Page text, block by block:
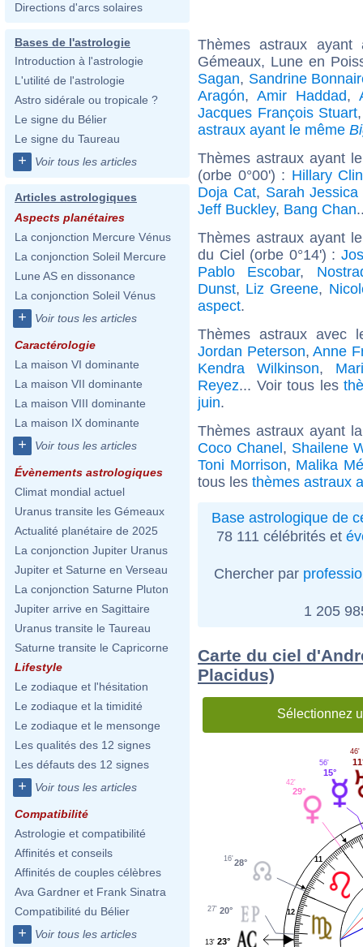
Directions d'arcs solaires
Bases de l'astrologie
Introduction à l'astrologie
L'utilité de l'astrologie
Astro sidérale ou tropicale ?
Le signe du Bélier
Le signe du Taureau
+ Voir tous les articles
Articles astrologiques
Aspects planétaires
La conjonction Mercure Vénus
La conjonction Soleil Mercure
Lune AS en dissonance
La conjonction Soleil Vénus
+ Voir tous les articles
Caractérologie
La maison VI dominante
La maison VII dominante
La maison VIII dominante
La maison IX dominante
+ Voir tous les articles
Évènements astrologiques
Climat mondial actuel
Uranus transite les Gémeaux
Actualité planétaire de 2025
La conjonction Jupiter Uranus
Jupiter et Saturne en Verseau
La conjonction Saturne Pluton
Jupiter arrive en Sagittaire
Uranus transite le Taureau
Saturne transite le Capricorne
Lifestyle
Le zodiaque et l'hésitation
Le zodiaque et la timidité
Le zodiaque et le mensonge
Les qualités des 12 signes
Les défauts des 12 signes
+ Voir tous les articles
Compatibilité
Astrologie et compatibilité
Affinités et conseils
Affinités de couples célèbres
Ava Gardner et Frank Sinatra
Compatibilité du Bélier
+ Voir tous les articles
Thèmes astraux
Gémeaux, Lune en
Sagan, Sandrine
Aragón, Amir Haddad,
Jacques François Stuart
astraux ayant le même
Thèmes astraux ayant
(orbe 0°00') : Hillary
Doja Cat, Sarah Jessica
Jeff Buckley, Bang Chan
Thèmes astraux ayant
du Ciel (orbe 0°14') :
Pablo Escobar,
Dunst, Liz Greene,
aspect.
Thèmes astraux avec
Jordan Peterson,Anne
Kendra Wilkinson,
Reyez... Voir tous les
juin.
Thèmes astraux ayant
Coco Chanel, Shailene
Toni Morrison, Malika
tous les thèmes astraux
Base astrologique de
78 111 célébrités et
Chercher par
1 205
Carte du ciel
Placidus)
Sélectionnez
11
12
46'
15°
56'
29°
42'
28°
16'
20°
27'
23°
13'